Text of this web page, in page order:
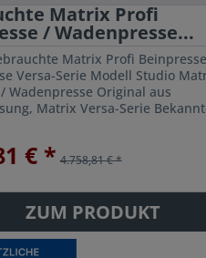
Matrix Profi
/ Wadenpresse...
Matrix Profi
Versa-Serie Modell Studio
Wadenpresse Original aus
Matrix Versa-Serie
€ * 4.758,81 € *
ZUM PRODUKT